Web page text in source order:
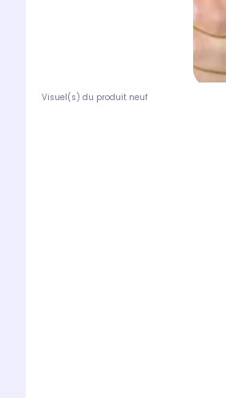
Visuel(s) du produit neuf